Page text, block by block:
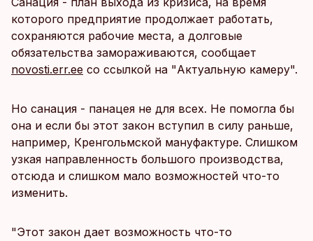
которого предприятие продолжает работать,
сохраняются рабочие места, а долговые
обязательства замораживаются, сообщает
novosti.err.ee со ссылкой на "Актуальную камеру".
Но санация - панацея не для всех. Не помогла бы
она и если бы этот закон вступил в силу раньше,
например, Кренгольмской мануфактуре. Слишком
узкая направленность большого производства,
отсюда и слишком мало возможностей что-то
изменить.
"Этот закон дает возможность что-то